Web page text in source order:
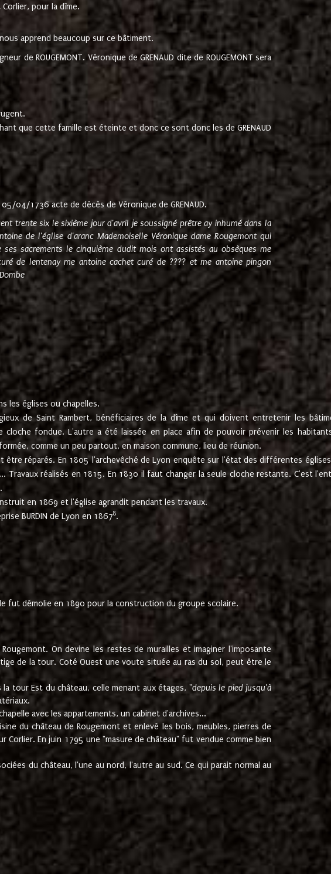
pour la dîme.
apprend beaucoup sur ce bâtiment.
de ROUGEMONT. Véronique de GRENAUD dite de ROUGEMONT sera
que cette famille est éteinte et donc ce sont donc les de GRENAUD
05/04/1736 acte de décès de Véronique de GRENAUD.
trente six le sixième jour d'avril je soussigné prêtre ay inhumé dans la
de l'église d'aranc Mademoiselle Véronique dame Rougemont qui
ses sacrements le cinquième dudit mois ont assistés au obsèques me
de lentenay me antoine cachet curé de ???? et me antoine pingon
les églises ou chapelles.
de Saint Rambert, bénéficiaires de la dîme et qui doivent entretenir les
cloche fondue. L'autre a été laissée en place afin de pouvoir prévenir les
comme un peu partout, en maison commune, lieu de réunion.
être réparés. En 1805 l'archevêché de Lyon enquête sur l'état des différentes
réalisés en 1815. En 1830 il faut changer la seule cloche restante. C'est
en 1869 et l'église agrandit pendant les travaux.
BURDIN de Lyon en 18678.
fut démolie en 1890 pour la construction du groupe scolaire.
On devine les restes de murailles et imaginer l'imposante
de la tour. Coté Ouest une voute située au ras du sol, peut être le
la tour Est du château, celle menant aux étages, "depuis le pied jusqu'à
avec les appartements, un cabinet d'archives...
du château de Rougemont et enlevé les bois, meubles, pierres de
En juin 1795 une "masure de château" fut vendue comme bien
du château, l'une au nord, l'autre au sud. Ce qui parait normal au